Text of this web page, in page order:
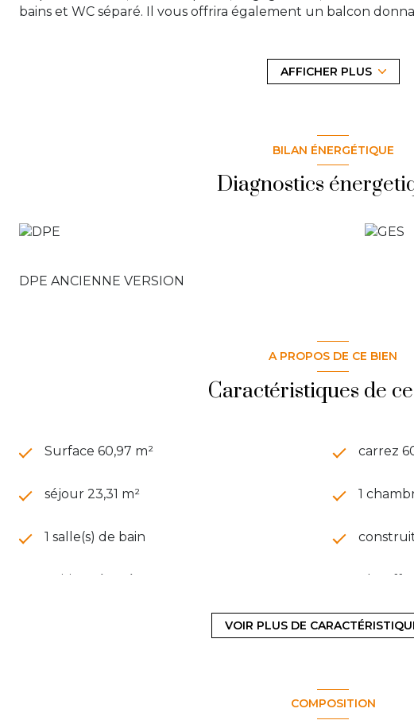
bains et WC séparé. Il vous offrira également un balcon
communes). Venez découvrir cet appartement lumineux qui
Travaux rafraîchissement à prévoir. Contactez notre agence
Les informations sur les risques auxquels ce bien est exposé
AFFICHER PLUS
BILAN ÉNERGÉTIQUE
Diagnostics
DPE ANCIENNE VERSION
A PROPOS DE CE BIEN
Caractéristiques de
Surface 60,97 m² carrez
séjour 23,31 m² 1
1 salle(s) de bain
cuisine séparée
2ème
VOIR PLUS DE
COMPOSITION